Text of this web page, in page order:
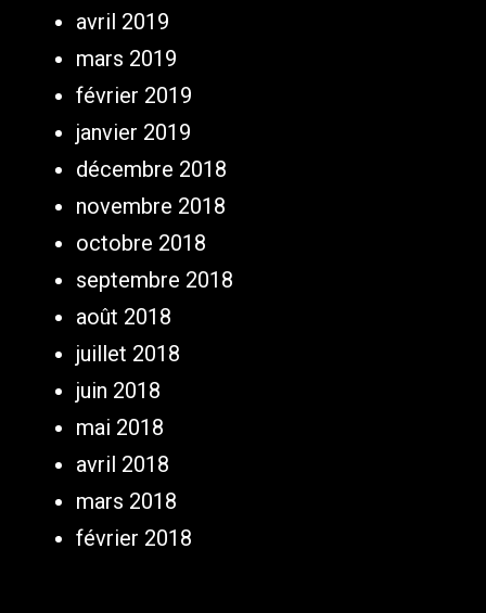
avril 2019
mars 2019
février 2019
janvier 2019
décembre 2018
novembre 2018
octobre 2018
septembre 2018
août 2018
juillet 2018
juin 2018
mai 2018
avril 2018
mars 2018
février 2018